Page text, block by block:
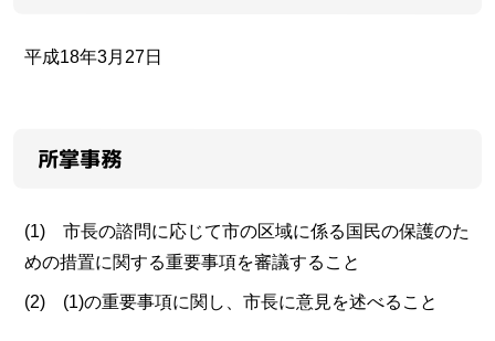
平成18年3月27日
所掌事務
(1) 市長の諮問に応じて市の区域に係る国民の保護のた
めの措置に関する重要事項を審議すること
(2) (1)の重要事項に関し、市長に意見を述べること